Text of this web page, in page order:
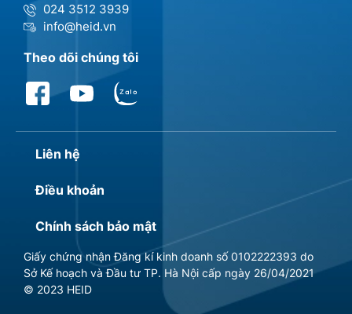
024 3512 3939
info@heid.vn
Theo dõi chúng tôi
Liên hệ
Điều khoản
Chính sách bảo mật
Giấy chứng nhận Đăng kí kinh doanh số 0102222393 do
Sở Kế hoạch và Đầu tư TP. Hà Nội cấp ngày 26/04/2021
© 2023 HEID